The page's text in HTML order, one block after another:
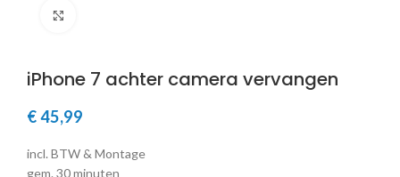
iPhone 7 achter camera vervangen
€45,99
incl. BTW & Montage
gem. 30 minuten